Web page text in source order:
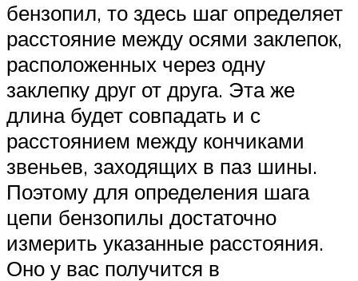
бензопил, то здесь шаг определяет
расстояние между осями заклепок,
расположенных через одну
заклепку друг от друга. Эта же
длина будет совпадать и с
расстоянием между кончиками
звеньев, заходящих в паз шины.
Поэтому для определения шага
цепи бензопилы достаточно
измерить указанные расстояния.
Оно у вас получится в